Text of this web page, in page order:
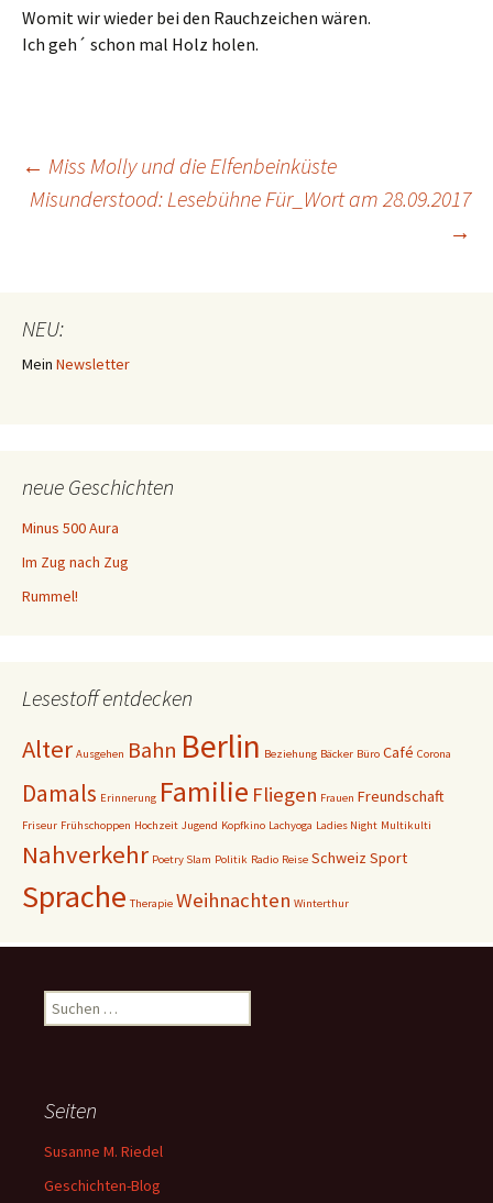
Womit wir wieder bei den Rauchzeichen wären.
Ich geh´ schon mal Holz holen.
Beitragsnavigation
← Miss Molly und die Elfenbeinküste
Misunderstood: Lesebühne Für_Wort am 28.09.2017
→
NEU:
Mein Newsletter
neue Geschichten
Minus 500 Aura
Im Zug nach Zug
Rummel!
Lesestoff entdecken
Alter Ausgehen Bahn Berlin Beziehung Bäcker Büro Café Corona
Damals Erinnerung Familie Fliegen Frauen Freundschaft
Friseur Frühschoppen Hochzeit Jugend Kopfkino Lachyoga Ladies Night Multikulti
Nahverkehr Poetry Slam Politik Radio Reise SchweizSport
Sprache Therapie Weihnachten Winterthur
Suchen
nach:
Seiten
Susanne M. Riedel
Geschichten-Blog